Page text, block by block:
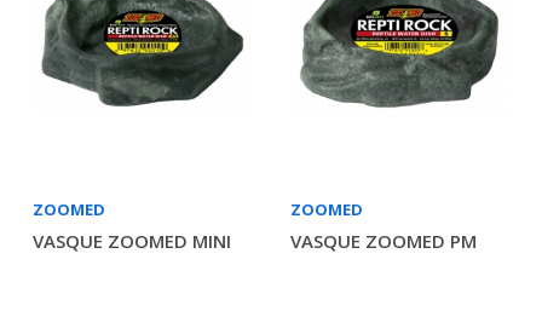
ZOOMED
VASQUE ZOOMED MINI
ZOOMED
VASQUE ZOOMED PM